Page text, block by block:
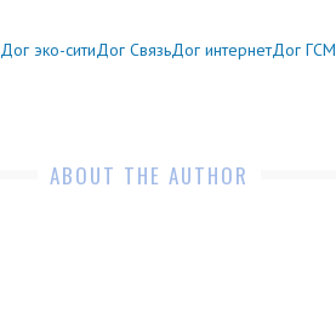
Дог эко-ситиДог СвязьДог интернетДог ГСМ
ABOUT THE AUTHOR